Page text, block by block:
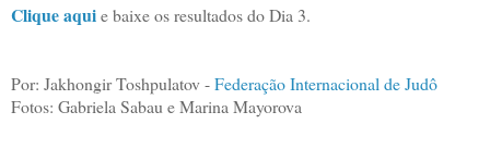
Clique aquie baixe os resultados do Dia 3.
Por: Jakhongir Toshpulatov -Federação Internacional de Judô
Fotos: Gabriela Sabau e Marina Mayorova